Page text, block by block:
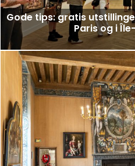
Gode tips: gratis
Paris og i